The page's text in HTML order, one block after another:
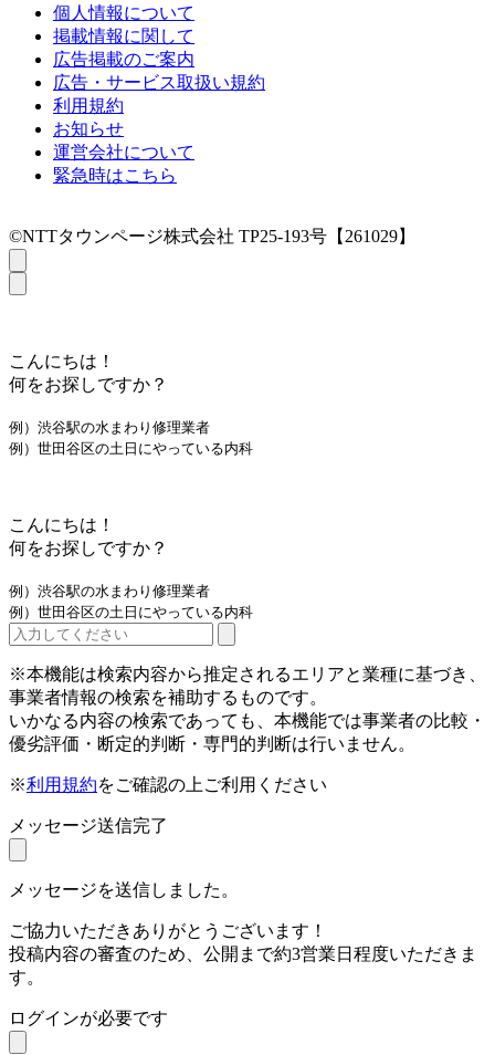
個人情報について
掲載情報に関して
広告掲載のご案内
広告・サービス取扱い規約
利用規約
お知らせ
運営会社について
緊急時はこちら
©NTTタウンページ株式会社 TP25-193号【261029】
こんにちは！
何をお探しですか？
例）渋谷駅の水まわり修理業者
例）世田谷区の土日にやっている内科
こんにちは！
何をお探しですか？
例）渋谷駅の水まわり修理業者
例）世田谷区の土日にやっている内科
※本機能は検索内容から推定されるエリアと業種に基づき、
事業者情報の検索を補助するものです。
いかなる内容の検索であっても、本機能では事業者の比較・
優劣評価・断定的判断・専門的判断は行いません。
※利用規約をご確認の上ご利用ください
メッセージ送信完了
メッセージを送信しました。
ご協力いただきありがとうございます！
投稿内容の審査のため、公開まで約3営業日程度いただきま
す。
ログインが必要です